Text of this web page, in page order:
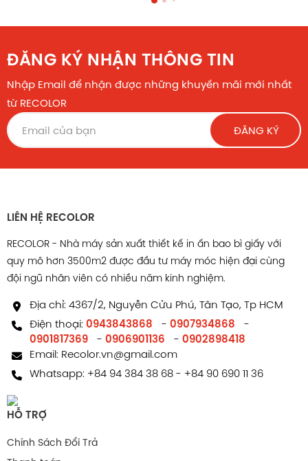
ĐĂNG KÝ NHẬN THÔNG TIN
Nhập Email để nhận được những khuyến mãi mới nhất
từ RECOLOR
ĐĂNG KÝ
LIÊN HỆ RECOLOR
RECOLOR - Nhà máy sản xuất thiết kế in ấn bao bì giấy với
quy mô hơn 3500m2 được đầu tư máy móc hiện đại cùng
đội ngũ nhân viên có nhiều năm kinh nghiệm.
Địa chỉ: 4367/2, Nguyễn Cửu Phú, Tân Tạo, Tp HCM
Điện thoại: 0943843868 - 0907934868
-
0901817369
- 0906901136 - 0902898418
Email: Recolor.vn@gmail.com
Whatsapp: +84 94 384 38 68- +84 90 690 11 36
HỖ TRỢ
Chính Sách Đổi Trả